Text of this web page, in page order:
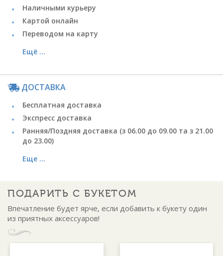
Наличными курьеру
Картой онлайн
Переводом на карту
Ещё ...
ДОСТАВКА
Бесплатная доставка
Экспресс доставка
Ранняя/Поздняя доставка (з 06.00 до 09.00 та з 21.00
до 23.00)
Еще ...
ПОДАРИТЬ С БУКЕТОМ
Впечатление будет ярче, если добавить к букету один
из приятных аксессуаров!